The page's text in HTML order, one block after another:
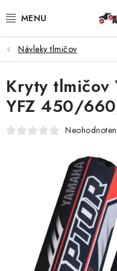
na
PNEUMATIKY
DISKY
ROZŠIROVACIE
OCHRANNÉ RÁMY
KUFRE A BOXY
KRYTY PODVOZKU
Návleky tlmičov
Kryty tlmičov
YFZ 450/